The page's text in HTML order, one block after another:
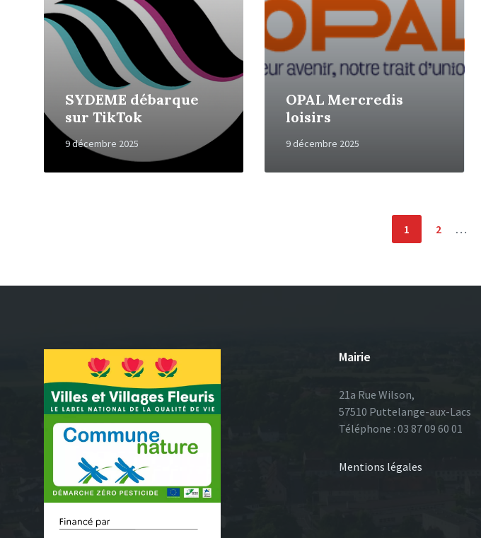
SYDEME débarque
sur TikTok
9 décembre 2025
OPAL Mercredis
loisirs
9 décembre 2025
publications
1 2 …
Mairie
21a Rue Wilson,
57510 Puttelange-aux-Lacs
Téléphone : 03 87 09 60 01
Mentions légales